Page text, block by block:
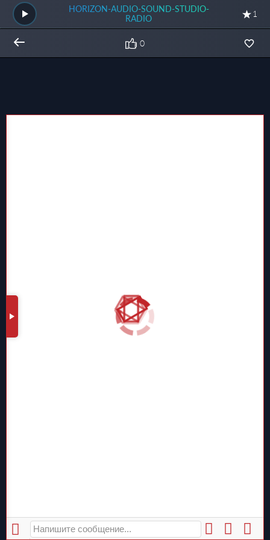
HORIZON-AUDIO-SOUND-STUDIO-
RADIO
1
0